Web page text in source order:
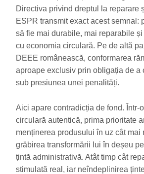
Directiva privind dreptul la reparare
ESPR transmit exact acest semnal:
să fie mai durabile, mai reparabile
cu economia circulară. Pe de altă
DEEE românească, conformarea
aproape exclusiv prin obligația de a
sub presiunea unei penalități.
Aici apare contradicția de fond. Într-
circulară autentică, prima prioritate
menținerea produsului în uz cât mai
grăbirea transformării lui în deșeu
țintă administrativă. Atât timp cât
stimulată real, iar neîndeplinirea